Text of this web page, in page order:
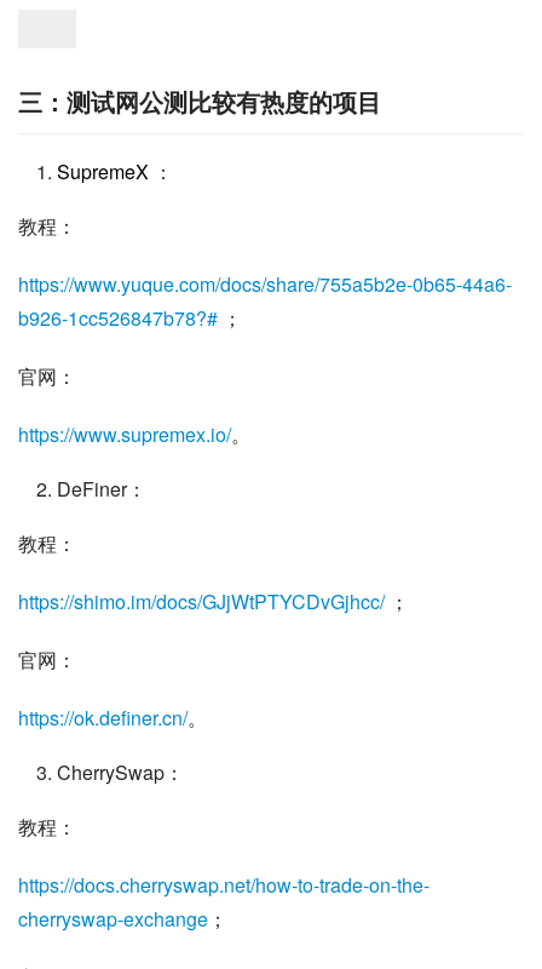
三：测试网公测比较有热度的项目
SupremeX ：
教程：
https://www.yuque.com/docs/share/755a5b2e-0b65-44a6-
b926-1cc526847b78?# ；
官网：
https://www.supremex.io/。
DeFiner：
教程：
https://shimo.im/docs/GJjWtPTYCDvGjhcc/ ；
官网：
https://ok.definer.cn/。
CherrySwap：
教程：
https://docs.cherryswap.net/how-to-trade-on-the-
cherryswap-exchange ；